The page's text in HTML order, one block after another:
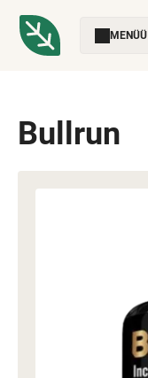
MENÜÜ
Bullrun